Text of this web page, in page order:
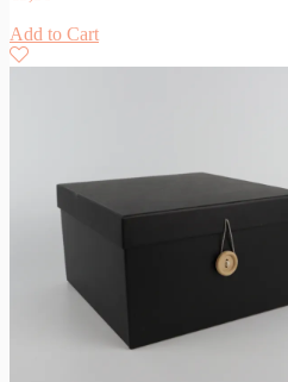
Add to Cart